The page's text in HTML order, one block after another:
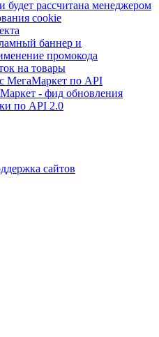
будет рассчитана менеджером
cookie
баннер и
промокода
на товары
с МегаМаркет по API
- фид обновления
по API 2.0
сайтов